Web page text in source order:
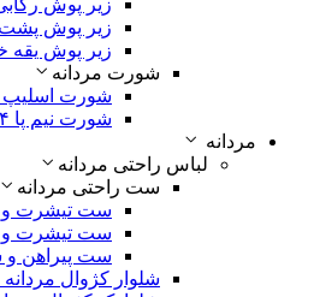
زیر پوش
زیر پوش پشت
زیر پوش یقه
شورت مردانه
شورت اسلیپ
شورت نیم پا
مردانه
لباس راحتی مردانه
ست راحتی مردانه
ست تیشرت و
ست تیشرت و
ست پیراهن و
شلوار کژوال مردانه